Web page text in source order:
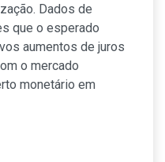
Dados de
que o esperado
aumentos de juros
o mercado
monetário em